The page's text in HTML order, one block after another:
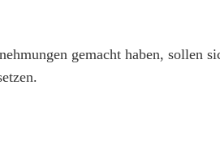
gemacht haben, sollen